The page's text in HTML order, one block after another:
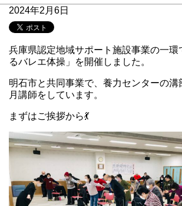
2024年2月6日
兵庫県認定地域サポート施設事業の一環
るバレエ体操」を開催しました。
明石市と共同事業で、養力センターの溝
月講師をしています。
まずはご挨拶から💃